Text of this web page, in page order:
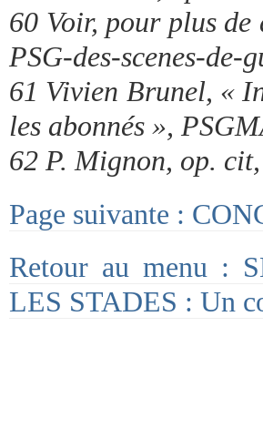
60 Voir, pour plus
PSG-des-scenes-
61 Vivien Brunel, «
les abonnés »,
62 P. Mignon, op.
Page suivante :
Retour au menu :
LES STADES : Un